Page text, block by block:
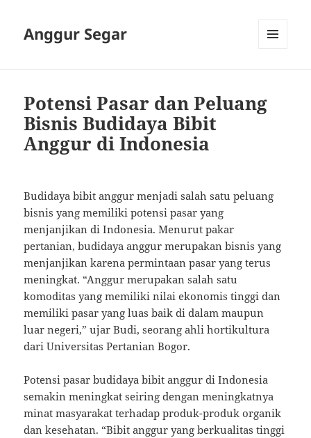
Anggur Segar
Potensi Pasar dan Peluang
Bisnis Budidaya Bibit
Anggur di Indonesia
Budidaya bibit anggur menjadi salah satu peluang
bisnis yang memiliki potensi pasar yang
menjanjikan di Indonesia. Menurut pakar
pertanian, budidaya anggur merupakan bisnis yang
menjanjikan karena permintaan pasar yang terus
meningkat. “Anggur merupakan salah satu
komoditas yang memiliki nilai ekonomis tinggi dan
memiliki pasar yang luas baik di dalam maupun
luar negeri,” ujar Budi, seorang ahli hortikultura
dari Universitas Pertanian Bogor.
Potensi pasar budidaya bibit anggur di Indonesia
semakin meningkat seiring dengan meningkatnya
minat masyarakat terhadap produk-produk organik
dan kesehatan. “Bibit anggur yang berkualitas tinggi